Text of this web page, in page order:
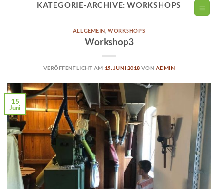
KATEGORIE-ARCHIVE: WORKSHOPS
ALLGEMEIN ,WORKSHOPS
Workshop3
VERÖFFENTLICHT AM 15. JUNI 2018 VON ADMIN
15
Juni